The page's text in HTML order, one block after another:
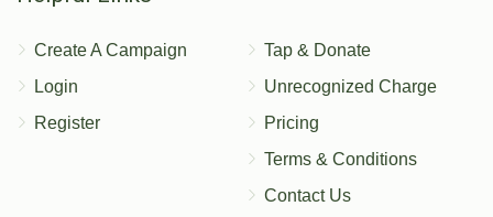
Create A Campaign
Login
Register
Tap & Donate
Unrecognized Charge
Pricing
Terms & Conditions
Contact Us